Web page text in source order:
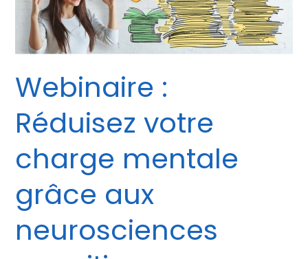
Webinaire :
Réduisez votre
charge mentale
grâce aux
neurosciences
grâce
aux
neurosciences
cognitives